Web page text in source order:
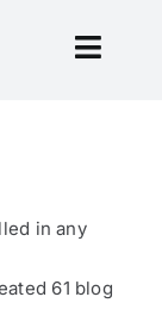
Tentang
Harga
in any
61 blog